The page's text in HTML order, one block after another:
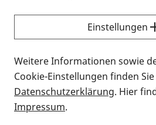
Sie möchten wissen, wie Sie
suchen und dieses bestellen
können? Schauen Sie sich die
Thema Infomaterial auf der
für blinde und sehbehinderte
Auf dieser Seite finden Sie
Einstellungen
Weitere Informationen sowie
Cookie-Einstellungen finden
Datenschutzerklärung. Hier
Impressum.